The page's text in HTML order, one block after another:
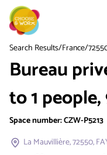
Search Results/France/
Bureau
to 1 people,
Space number:CZW-P5213
La Mauvillière, 72550,